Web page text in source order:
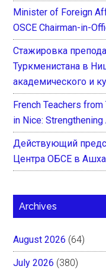
Minister of Foreign
OSCE Chairman-in-
Стажировка
Туркменистана в
академического и
French Teachers
in Nice:
Действующий
Центра ОБСЕ в
Archives
August 2026 (64)
July 2026 (380)